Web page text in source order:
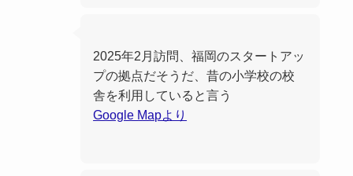
2025年2月訪問、福岡のスタートアッ
プの拠点だそうだ、昔の小学校の校
舎を利用していると言う
Google Mapより